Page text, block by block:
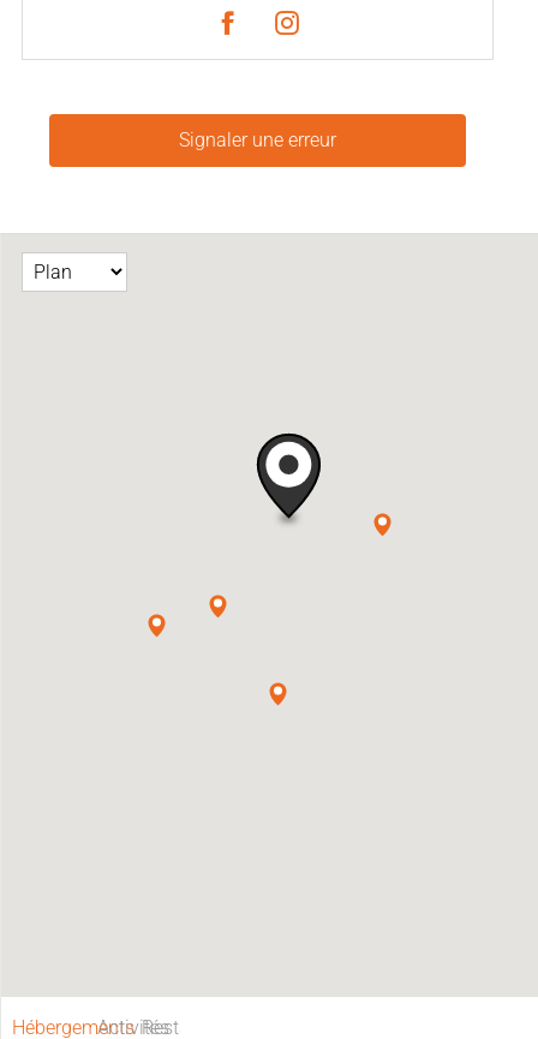
Signaler une erreur
HébergementsActivitésRestaurants